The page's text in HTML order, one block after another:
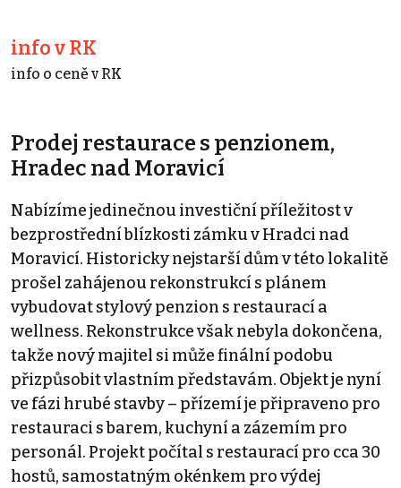
info v RK
info o ceně v RK
Prodej restaurace s penzionem,
Hradec nad Moravicí
Nabízíme jedinečnou investiční příležitost v
bezprostřední blízkosti zámku v Hradci nad
Moravicí. Historicky nejstarší dům v této lokalitě
prošel zahájenou rekonstrukcí s plánem
vybudovat stylový penzion s restaurací a
wellness. Rekonstrukce však nebyla dokončena,
takže nový majitel si může finální podobu
přizpůsobit vlastním představám. Objekt je nyní
ve fázi hrubé stavby – přízemí je připraveno pro
restauraci s barem, kuchyní a zázemím pro
personál. Projekt počítal s restaurací pro cca 30
hostů, samostatným okénkem pro výdej